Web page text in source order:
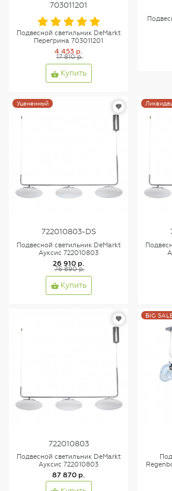
703011201
Подвесной светильник DeMarkt
Перегрина 703011201
4 453 р.
17 810 р.
Купить
Уцененный
722010803-DS
Подвесной светильник DeMarkt
Ауксис 722010803
26 910 р.
76 890 р.
Купить
722010803
Подвесной светильник DeMarkt
Ауксис 722010803
87 870 р.
BIG